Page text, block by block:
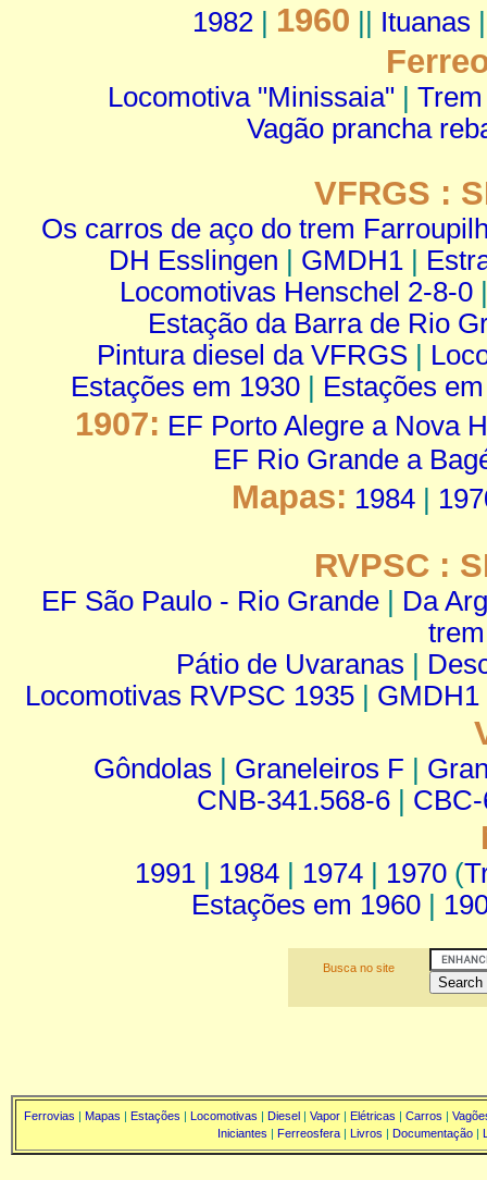
1982
1960 Ituanas
Locomotiva "Minissaia"
Vagão prancha
VFRGS :
Os carros de aço do trem
DH Esslingen
GMDH1|
Locomotivas Henschel 2-8-0
Estação da Barra de Rio
Pintura diesel da VFRGS|
Estações em 1930
Estações
1907: EF Porto Alegre a Nova
EF Rio Grande a
Mapas: 1984
RVPSC :
EF São Paulo - Rio Grande| Da
Pátio de Uvaranas
Locomotivas RVPSC 1935| GMDH1
Gôndolas Graneleiros F
CNB-341.568-6
1991| 1984| 1974| 1970(
Estações em 1960
Busca no site
Ferrovias | Mapas | Estações | Locomotivas | Diesel | Vapor | Elétricas | Carros |
Iniciantes | Ferreosfera| Livros | Documentação|